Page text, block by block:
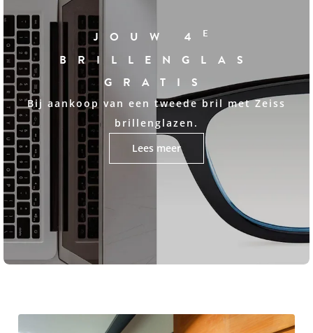
JOUW 4 E
BRILLENGLAS
GRATIS
Bij aankoop van een tweede bril met Zeiss
brillenglazen.
Lees meer